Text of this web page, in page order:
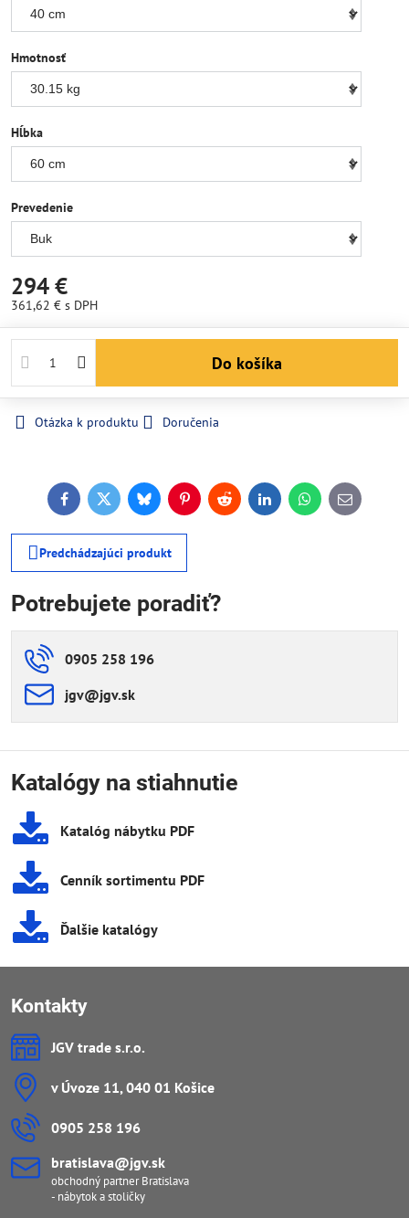
Hmotnosť
Hĺbka
Prevedenie
294 €
361,62 € s DPH
Do košíka
Otázka k produktu Doručenia
FacebookTwitterBlueskyPinterestReddit LinkedInWhatsApp
E-
mail
Predchádzajúci produkt
Potrebujete poradiť?
0905 258 196
jgv​@jgv​.sk
Katalógy na stiahnutie
Katalóg nábytku PDF
Cenník sortimentu PDF
Ďalšie katalógy
Kontakty
JGV trade s​.r​.o​.
v Úvoze 11, 040 01 Košice
0905 258 196
bratislava​@jgv​.sk
obchodný partner Bratislava
- nábytok a stoličky